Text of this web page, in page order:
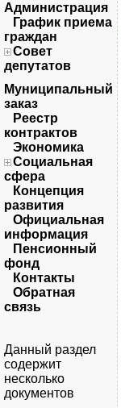
Администрация
График приема
граждан
Совет
депутатов
Муниципальный
заказ
Реестр
контрактов
Экономика
Социальная
сфера
Концепция
развития
Официальная
информация
Пенсионный
фонд
Контакты
Обратная
связь
Данный раздел
содержит
несколько
документов